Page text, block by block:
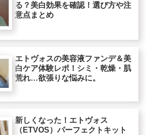
る？美白効果を確認！選び方や注
意点まとめ
エトヴォスの美容液ファンデ＆美
白ケア体験レポ！シミ・乾燥・肌
荒れ…欲張りな悩みに。
新しくなった！エトヴォス
（ETVOS）パーフェクトキット